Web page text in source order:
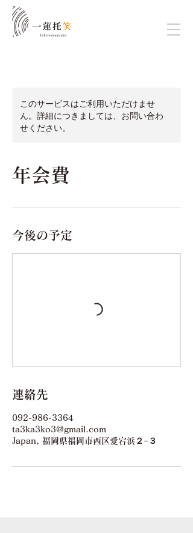
このサービスはご利用いただけませ
ん。詳細につきましては、お問い合わ
せください。
年会費
今後の予定
連絡先
092-986-3364
ta3ka3ko3@gmail.com
Japan, 福岡県福岡市西区愛宕浜２−３